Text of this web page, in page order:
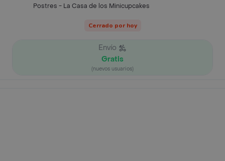
Postres - La Casa de los Minicupcakes
Cerrado por hoy
Envío
Gratis
(nuevos usuarios)